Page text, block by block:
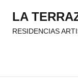
contenido
LA
RESIDENCIAS